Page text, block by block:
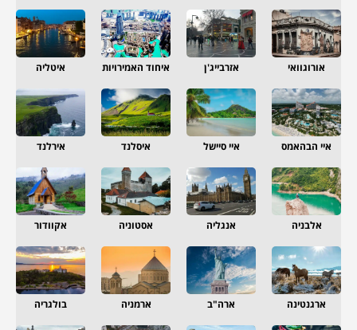
אורוגוואי אזרבייג'ן איחוד האמירויות איטליה
איי הבהאמס איי סיישל איסלנד אירלנד
אלבניה אנגליה אסטוניה אקוודור
ארגנטינה ארה"ב ארמניה בולגריה